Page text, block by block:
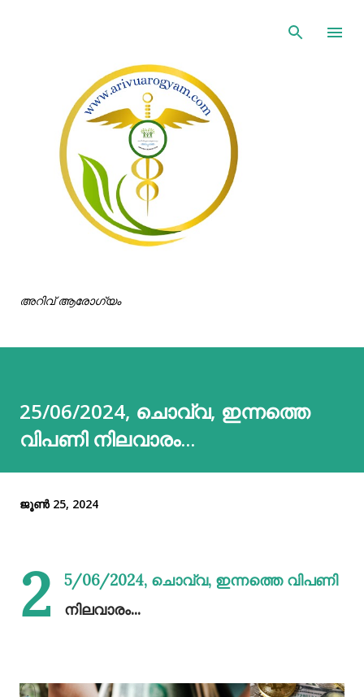
അറിവ് ആരോഗ്യം
25/06/2024, ചൊവ്വ, ഇന്നത്തെ
വിപണി നിലവാരം...
ജൂൺ 25, 2024
2
5/06/2024, ചൊവ്വ, ഇന്നത്തെ വിപണി
നിലവാരം...